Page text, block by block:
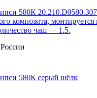
580К
композита,
чаш — 1.5.
580К серый шёлк